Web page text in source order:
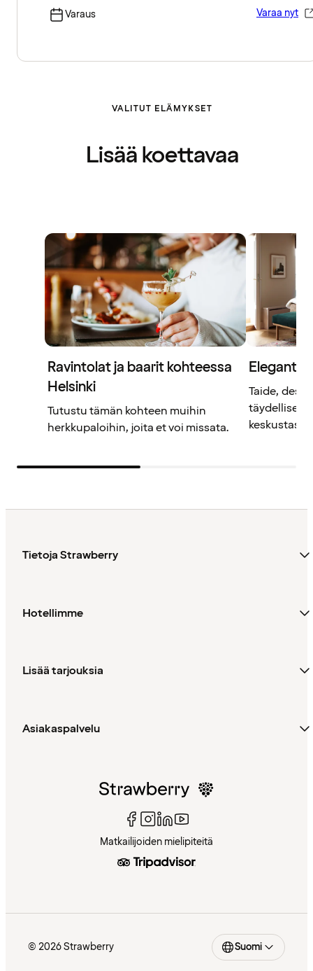
Varaus Varaa nyt
VALITUT ELÄMYKSET
Lisää koettavaa
Ravintolat ja baarit kohteessa
Helsinki
Tutustu tämän kohteen muihin
herkkupaloihin, joita et voi missata.
Elegantti
Taide,
Tietoja Strawberry
Hotellimme
Lisää tarjouksia
Asiakaspalvelu
Matkailijoiden mielipiteitä
© 2026 Strawberry Suomi